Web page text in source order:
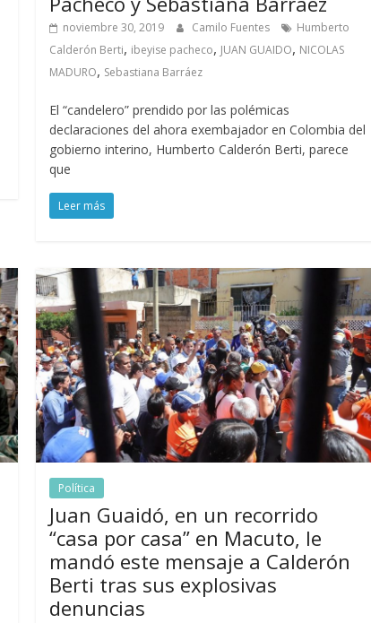
noviembre 30, 2019 Camilo Fuentes
Humberto
Calderón Berti, ibeyise pacheco, JUAN GUAIDO, NICOLAS
MADURO, Sebastiana Barráez
El “candelero” prendido por las polémicas
declaraciones del ahora exembajador en Colombia del
gobierno interino, Humberto Calderón Berti, parece
que
Leer más
Política
Juan Guaidó, en un recorrido
“casa por casa” en Macuto, le
mandó este mensaje a Calderón
Berti tras sus explosivas
denuncias